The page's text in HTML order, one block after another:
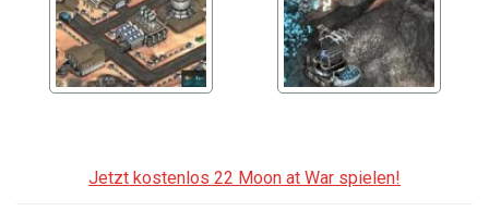
Jetzt kostenlos 22 Moon at War spielen!